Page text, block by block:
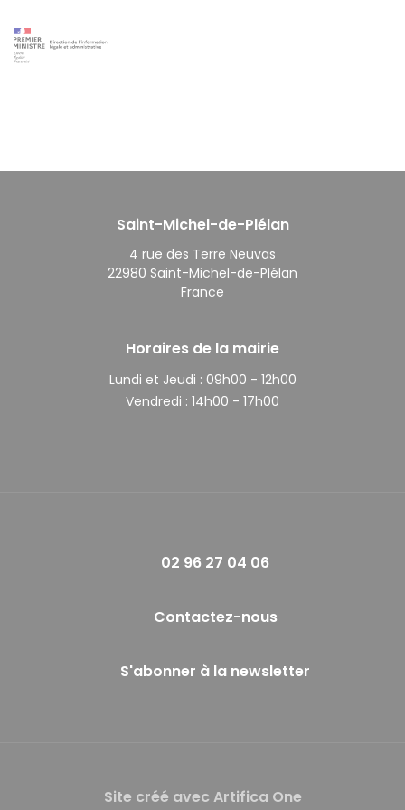
Saint-Michel-de-Plélan
4 rue des Terre Neuvas
22980 Saint-Michel-de-Plélan
France
Horaires de la mairie
Lundi et Jeudi : 09h00 - 12h00
Vendredi : 14h00 - 17h00
02 96 27 04 06
Contactez-nous
S'abonner à la newsletter
Site créé avec Artifica One